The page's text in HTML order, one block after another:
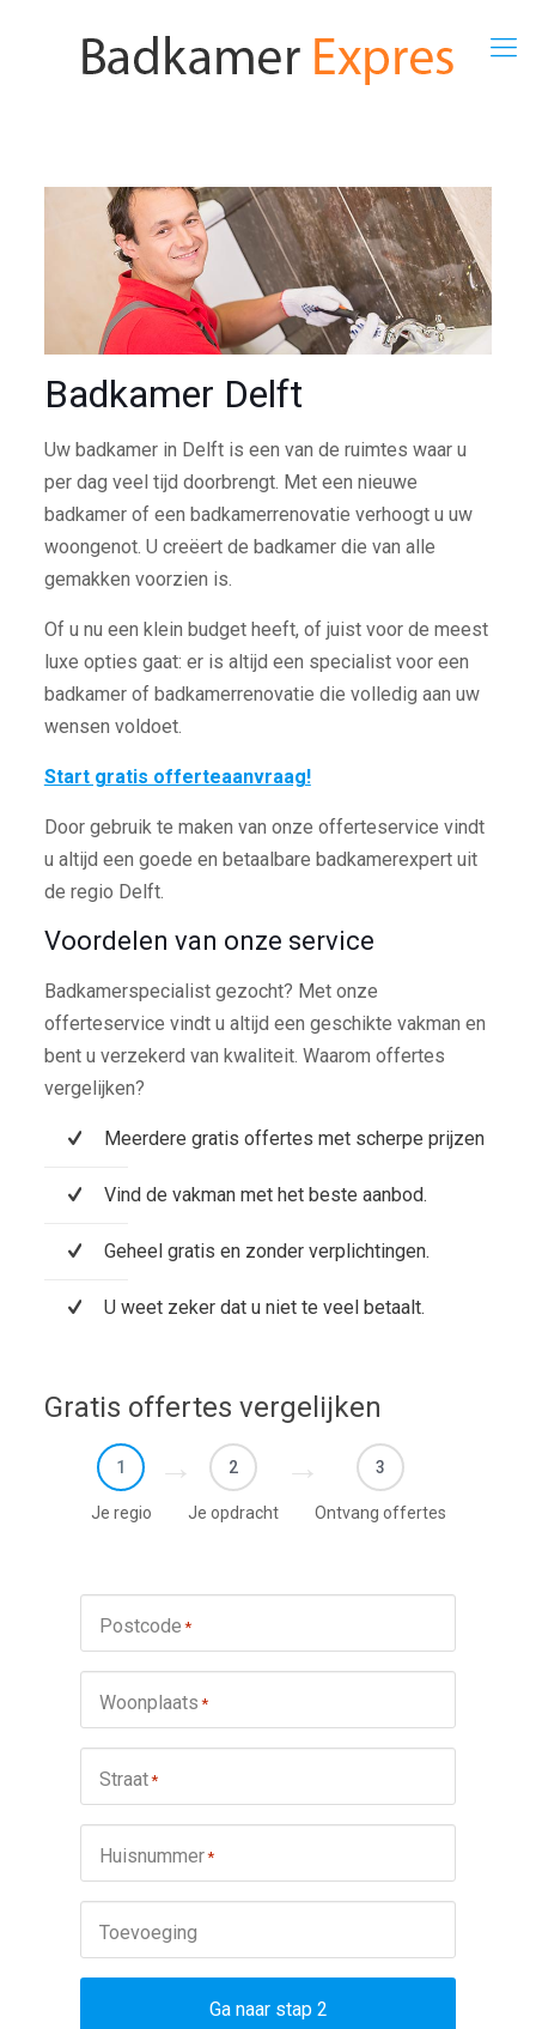
Badkamer Delft
Uw badkamer in Delft is een van de ruimtes waar u
per dag veel tijd doorbrengt. Met een nieuwe
badkamer of een badkamerrenovatie verhoogt u uw
woongenot. U creëert de badkamer die van alle
gemakken voorzien is.
Of u nu een klein budget heeft, of juist voor de meest
luxe opties gaat: er is altijd een specialist voor een
badkamer of badkamerrenovatie die volledig aan uw
wensen voldoet.
Start gratis offerteaanvraag!
Door gebruik te maken van onze offerteservice vindt
u altijd een goede en betaalbare badkamerexpert uit
de regio Delft.
Voordelen van onze service
Badkamerspecialist gezocht? Met onze
offerteservice vindt u altijd een geschikte vakman en
bent u verzekerd van kwaliteit. Waarom offertes
vergelijken?
Meerdere gratis offertes met scherpe prijzen
Vind de vakman met het beste aanbod.
Geheel gratis en zonder verplichtingen.
U weet zeker dat u niet te veel betaalt.
Gratis offertes vergelijken
1
Je regio
2
Je opdracht
3
Ontvang offertes
Postcode *
Woonplaats *
Straat*
Huisnummer*
Toevoeging
Ga naar stap 2